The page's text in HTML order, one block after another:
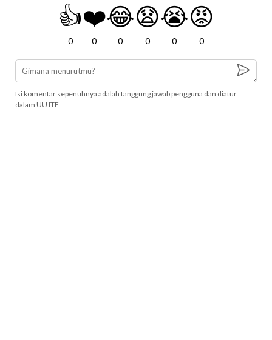
👍
0
❤️
0
😂
0
😧
0
😭
0
😡
0
Isi komentar sepenuhnya adalah tanggung jawab pengguna dan diatur
dalam UU ITE